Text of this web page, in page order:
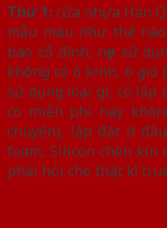
Thứ 1:cửa nhựa Hàn
mẫu màu như thế
bao cố định, nẹp sử
không có ô kính, ô gió
sử dụng loại gì, có lắp
có miễn phí hay
chuyển), lắp đặt ở
foam, Silicon chèn
phải hỏi cho thật kĩ